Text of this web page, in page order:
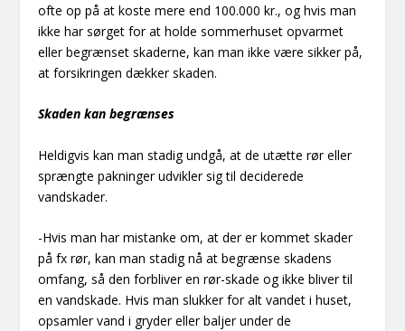
ofte op på at koste mere end 100.000 kr., og hvis man
ikke har sørget for at holde sommerhuset opvarmet
eller begrænset skaderne, kan man ikke være sikker på,
at forsikringen dækker skaden.
Skaden kan begrænses
Heldigvis kan man stadig undgå, at de utætte rør eller
sprængte pakninger udvikler sig til deciderede
vandskader.
-Hvis man har mistanke om, at der er kommet skader
på fx rør, kan man stadig nå at begrænse skadens
omfang, så den forbliver en rør-skade og ikke bliver til
en vandskade. Hvis man slukker for alt vandet i huset,
opsamler vand i gryder eller baljer under de